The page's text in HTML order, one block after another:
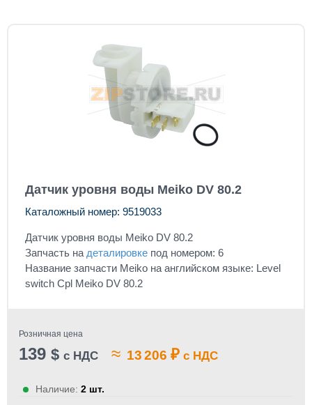
Датчик уровня воды Meiko DV 80.2
Каталожный номер: 9519033
Датчик уровня воды Meiko DV 80.2
Запчасть на деталировке под номером: 6
Название запчасти Meiko на английском языке: Level
switch Cpl Meiko DV 80.2
Розничная цена
139 $ с НДС ≈ 13 206 ₽ с НДС
Наличие: 2 шт.